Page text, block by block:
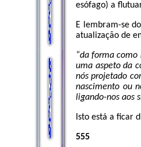
esófago) a
E lembram-se
atualização de
“da forma como
uma aspeto da
nós projetado
nascimento ou
ligando-nos aos
Isto está a ficar
555